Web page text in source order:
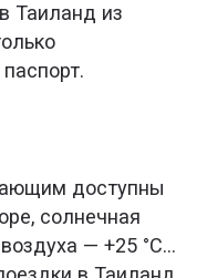
Таиланд из
доступны
солнечная
— +25 °С…